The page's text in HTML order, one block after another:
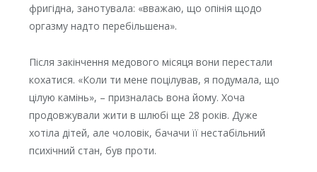
фригідна, занотувала: «вважаю, що опінія щодо
оргазму надто перебільшена».
Після закінчення медового місяця вони перестали
кохатися. «Коли ти мене поцілував, я подумала, що
цілую камінь», – призналась вона йому. Хоча
продовжували жити в шлюбі ще 28 років. Дуже
хотіла дітей, але чоловік, бачачи її нестабільний
психічний стан, був проти.